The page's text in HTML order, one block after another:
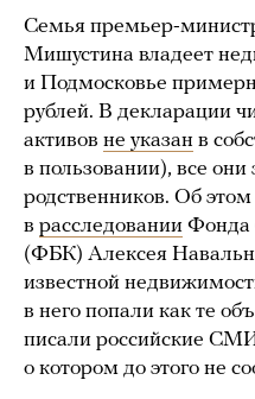
Семья премьер-
Мишустина владеет
и Подмосковье
рублей. В декларации
активов не указан в
в пользовании), все они
родственников. Об этом
в расследовании Фонда
(ФБК) Алексея
известной
в него попали как те
писали российские
о котором до этого не